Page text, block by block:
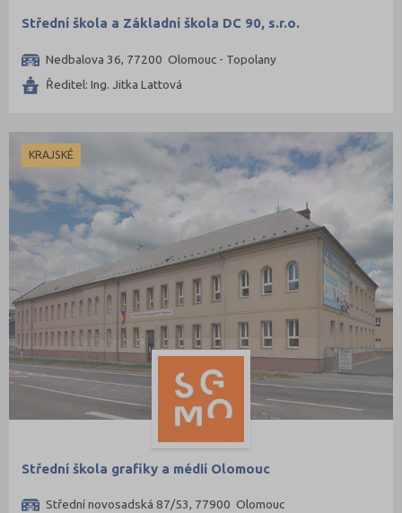
Střední škola a Základní škola DC 90, s.r.o.
Nedbalova 36, 77200 Olomouc - Topolany
Ředitel: Ing. Jitka Lattová
KRAJSKÉ
Střední škola grafiky a médií Olomouc
Střední novosadská 87/53, 77900 Olomouc